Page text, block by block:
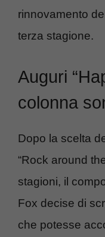
rinnovamento
terza stagione.
Auguri
colonna
Dopo la scelta
“Rock around
stagioni, il
Fox decise di
che potesse